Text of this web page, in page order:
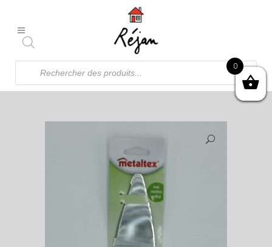
Recherche
produits
0